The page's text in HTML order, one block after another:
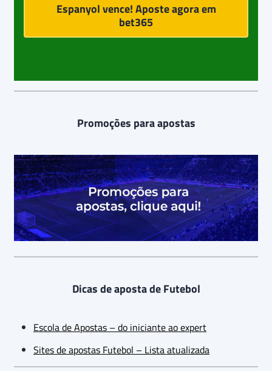
Espanyol vence! Aposte agora em
bet365
Promoções para apostas
Dicas de aposta de Futebol
Escola de Apostas – do iniciante ao expert
Sites de apostas Futebol – Lista atualizada